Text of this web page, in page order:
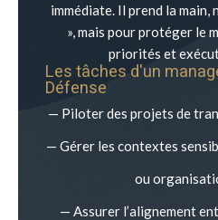
immédiate. Il prend la main,
», mais pour protéger le
priorités et
Les tâches d'un
Défense
— Piloter des projets de
— Gérer les contextes
ou
— Assurer l’alignement